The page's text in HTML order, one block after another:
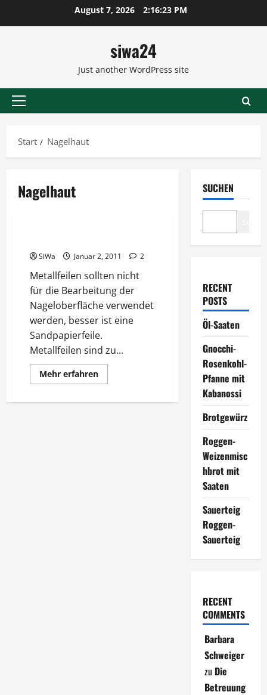
August 7, 2026 2:16:24 PM
siwa24
Just another WordPress site
Primäres
Start
Nagelhaut
Nagelhaut
Empfehlungen
SiWa Januar 2, 2011 2
Metallfeilen sollten nicht
für die Bearbeitung der
Nageloberfläche verwendet
werden, besser ist eine
Sandpapierfeile.
Metallfeilen sind zu...
Mehr erfahrenMehr
Informationen
Fingernägel
SUCHEN
RECENT
POSTS
Öl-Saaten
Gnocchi-
Rosenkohl-
Pfanne mit
Kabanossi
Brotgewürz
Roggen-
Weizenmisc
hbrot mit
Saaten
Sauerteig
Roggen-
Sauerteig
RECENT
COMMENTS
Barbara
Schweiger
zu Die
Betreuung